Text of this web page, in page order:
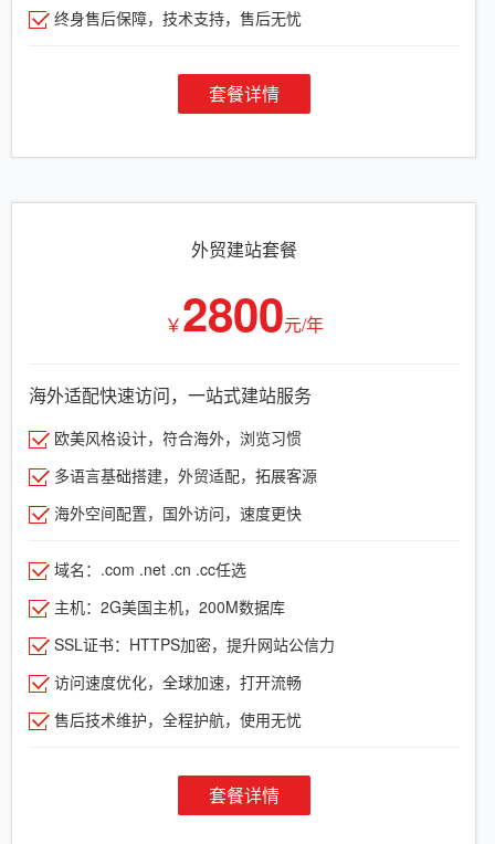
终身售后保障，技术支持，售后无忧
套餐详情
外贸建站套餐
￥2800元/年
海外适配快速访问，一站式建站服务
欧美风格设计，符合海外，浏览习惯
多语言基础搭建，外贸适配，拓展客源
海外空间配置，国外访问，速度更快
域名：.com .net .cn .cc任选
主机：2G美国主机，200M数据库
SSL证书：HTTPS加密，提升网站公信力
访问速度优化，全球加速，打开流畅
售后技术维护，全程护航，使用无忧
套餐详情